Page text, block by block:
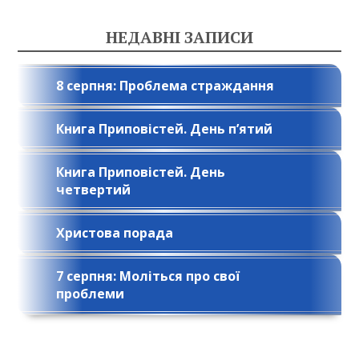
НЕДАВНІ ЗАПИСИ
8 серпня: Проблема страждання
Книга Приповістей. День п’ятий
Книга Приповістей. День
четвертий
Христова порада
7 серпня: Моліться про свої
проблеми